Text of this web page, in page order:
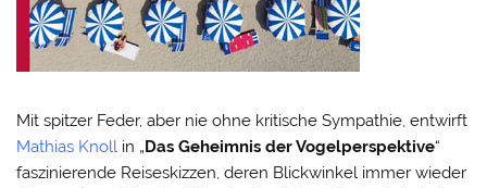
Mit spitzer Feder, aber nie ohne kritische Sympathie, entwirft
Mathias Knoll in „Das Geheimnis der Vogelperspektive“
faszinierende Reiseskizzen, deren Blickwinkel immer wieder